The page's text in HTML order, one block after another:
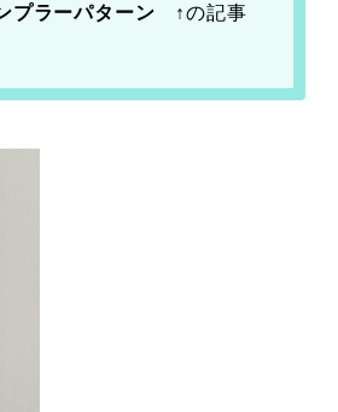
プラーパターン ↑の記事